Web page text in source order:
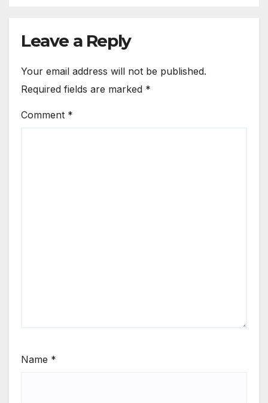
Leave a Reply
Your email address will not be published.
Required fields are marked *
Comment *
Name *